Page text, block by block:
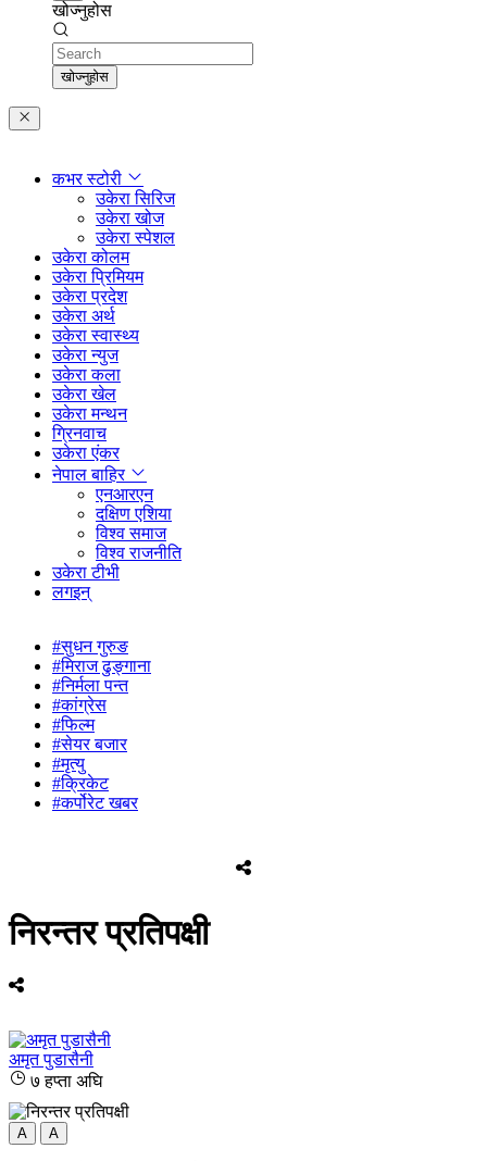
खोज्नुहोस
Search
खोज्नुहोस
कभर स्टोरी
उकेरा सिरिज
उकेरा खोज
उकेरा स्पेशल
उकेरा कोलम
उकेरा प्रिमियम
उकेरा प्रदेश
उकेरा अर्थ
उकेरा स्वास्थ्य
उकेरा न्युज
उकेरा कला
उकेरा खेल
उकेरा मन्थन
ग्रिनवाच
उकेरा एंकर
नेपाल बाहिर
एनआरएन
दक्षिण एशिया
विश्व समाज
विश्व राजनीति
उकेरा टीभी
लगइन्
#सुधन गुरुङ
#मिराज ढुङ्गाना
#निर्मला पन्त
#कांग्रेस
#फिल्म
#सेयर बजार
#मृत्यु
#क्रिकेट
#कर्पोरेट खबर
निरन्तर प्रतिपक्षी
अमृत पुडासैनी
७ हप्ता अघि
A A